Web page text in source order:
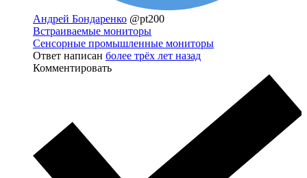
Андрей Бондаренко @pt200
Встраиваемые мониторы
Сенсорные промышленные мониторы
Ответ написан более трёх лет назад
Комментировать